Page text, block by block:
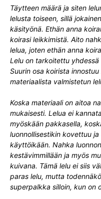
Täytteen määrä ja siten
lelusta toiseen, sillä
käsityönä. Ethän anna
koirasi leikkimistä. Aito
lelua, joten ethän anna
Lelu on tarkoitettu yhdessä
Suurin osa koirista
materiaalista valmistetun
Koska materiaali on aitoa
mukaisesti. Lelua ei
myöskään pakkasella,
luonnollisestikin kovettuu
käyttöikään. Nahka
kestävimmillään ja myös
kuivana. Tämä lelu ei siis
paras lelu, mutta
superpalkka silloin, kun on